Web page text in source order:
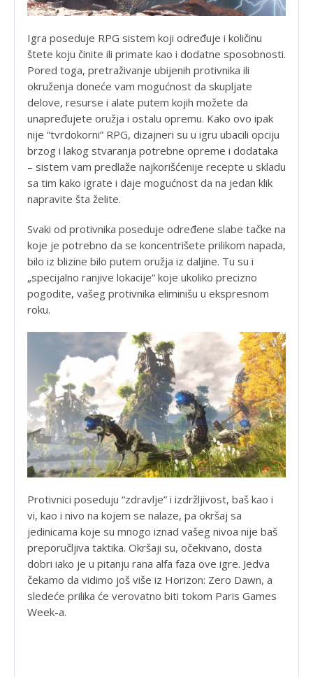
Igra poseduje RPG sistem koji određuje i količinu
štete koju činite ili primate kao i dodatne sposobnosti.
Pored toga, pretraživanje ubijenih protivnika ili
okruženja doneće vam mogućnost da skupljate
delove, resurse i alate putem kojih možete da
unapređujete oružja i ostalu opremu. Kako ovo ipak
nije “tvrdokorni” RPG, dizajneri su u igru ubacili opciju
brzog i lakog stvaranja potrebne opreme i dodataka
– sistem vam predlaže najkorišćenije recepte u skladu
sa tim kako igrate i daje mogućnost da na jedan klik
napravite šta želite.
Svaki od protivnika poseduje određene slabe tačke na
koje je potrebno da se koncentrišete prilikom napada,
bilo iz blizine bilo putem oružja iz daljine. Tu su i
„specijalno ranjive lokacije“ koje ukoliko precizno
pogodite, vašeg protivnika eliminišu u ekspresnom
roku.
Protivnici poseduju “zdravlje” i izdržljivost, baš kao i
vi, kao i nivo na kojem se nalaze, pa okršaj sa
jedinicama koje su mnogo iznad vašeg nivoa nije baš
preporučljiva taktika. Okršaji su, očekivano, dosta
dobri iako je u pitanju rana alfa faza ove igre. Jedva
čekamo da vidimo još više iz Horizon: Zero Dawn, a
sledeće prilika će verovatno biti tokom Paris Games
Week-a.